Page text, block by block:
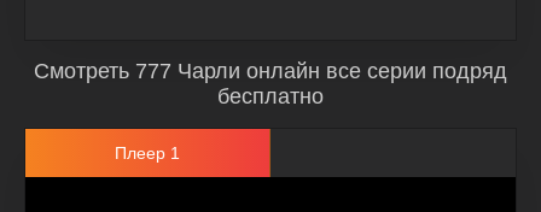
Смотреть 777 Чарли онлайн все серии подряд
бесплатно
Плеер 1